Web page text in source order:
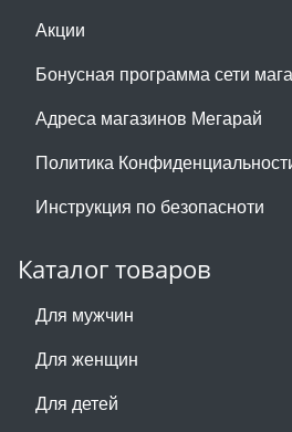
Акции
Бонусная программа сети
Адреса магазинов Мегарай
Политика
Инструкция по безопасноти
Каталог товаров
Для мужчин
Для женщин
Для детей